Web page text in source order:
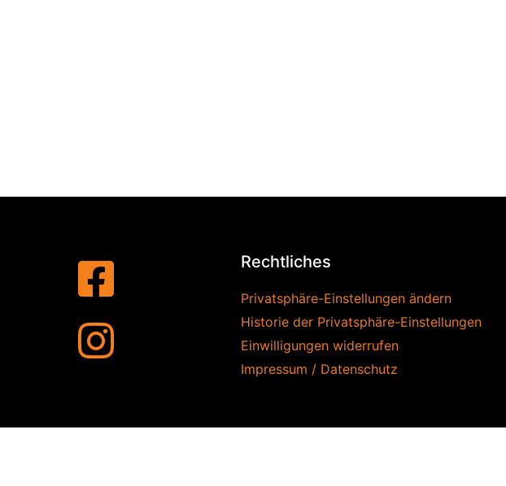
Rechtliches
Privatsphäre-Einstellungen ändern
Historie der Privatsphäre-Einstellungen
Einwilligungen widerrufen
Impressum / Datenschutz